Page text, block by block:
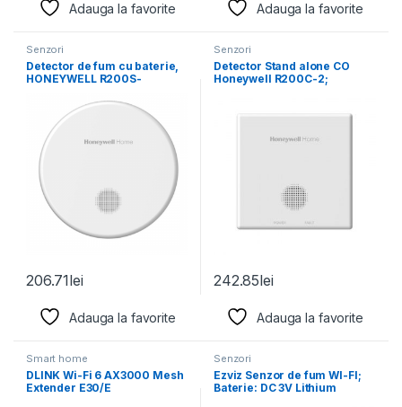
Adauga la favorite Adauga la favorite
Senzori
Detector de fum cu baterie,
HONEYWELL R200S-
206.71lei
Adauga la favorite
Senzori
Detector Stand alone CO
Honeywell R200C-2;
242.85lei
Adauga la favorite
Smart home
DLINK Wi-Fi 6 AX3000 Mesh
Extender E30/E
Senzori
Ezviz Senzor de fum WI-FI;
Baterie: DC 3V Lithium